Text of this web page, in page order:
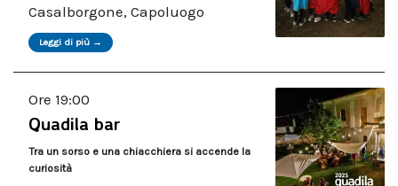
Casalborgone, Capoluogo
Leggi di più →
Ore 19:00
Quadila bar
Tra un sorso e una chiacchiera si accende la
curiosità